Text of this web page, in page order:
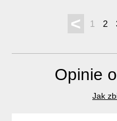
< 1 2
Opinie
Jak